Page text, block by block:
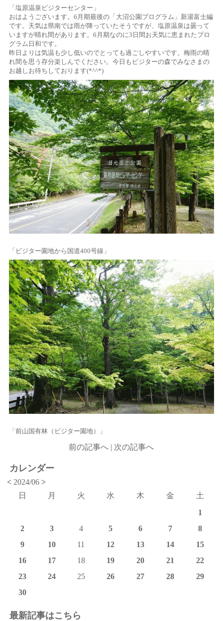
「塩原温泉ビジターセンター」
おはようございます。6月期最後の「大沼公園プログラム」新湯富士編
です。天気は県南では雨が降っていたそうですが、塩原温泉は曇って
いますが晴れ間があります。6月期なのに3日間お天気に恵まれたプロ
グラム日和です。
昨日よりは気温も少し低いのでとっても過ごしやすいです。梅雨の晴
れ間を思う存分楽しんでください。今日もビジターの森でみなさまの
お越しお待ちしております(*^^*)
「ビジター園地から国道400号線」
「前山国有林（ビジター園地）」
前の記事へ | 次の記事へ
カレンダー
< 2024/06>
日
月 火 水 木 金
土
1
2
3 4 5 6 7
8
9
10 11 12 13 14
15
16
17 18 19 20 21
22
23
24 25 26 27 28
29
30
最新記事はこちら